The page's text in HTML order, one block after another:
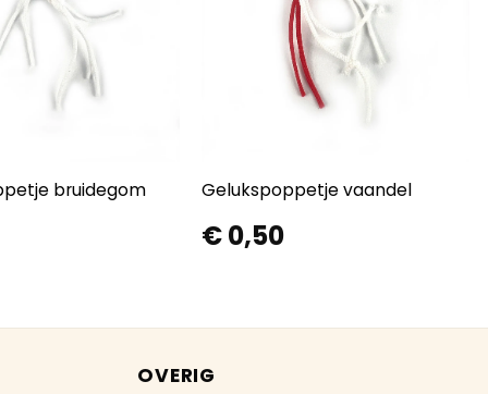
bruidegom Gelukspoppetje vaandel
€0,50
OVERIG